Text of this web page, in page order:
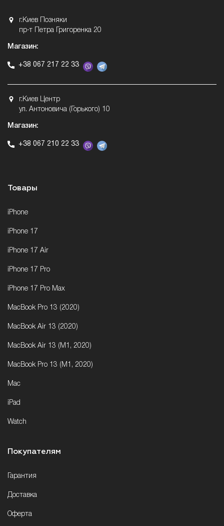
г.Киев Позняки
пр-т Петра Григоренка 20
Магазин:
+38 067 217 22 33
г.Киев Центр
ул. Антоновича (Горького) 10
Магазин:
+38 067 210 22 33
Товары
iPhone
iPhone 17
iPhone 17 Air
iPhone 17 Pro
iPhone 17 Pro Max
MacBook Pro 13 (2020)
MacBook Air 13 (2020)
MacBook Air 13 (M1, 2020)
MacBook Pro 13 (M1, 2020)
Mac
iPad
Watch
Покупателям
Гарантия
Доставка
Оферта